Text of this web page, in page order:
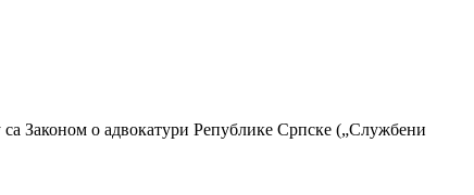
са Законом о адвокатури Републике Српске („Службени